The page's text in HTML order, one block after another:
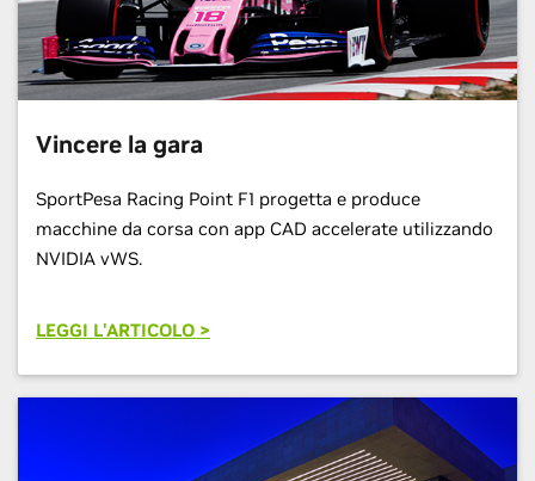
Vincere la gara
SportPesa Racing Point F1 progetta e produce
macchine da corsa con app CAD accelerate utilizzando
NVIDIA vWS.
LEGGI L'ARTICOLO >